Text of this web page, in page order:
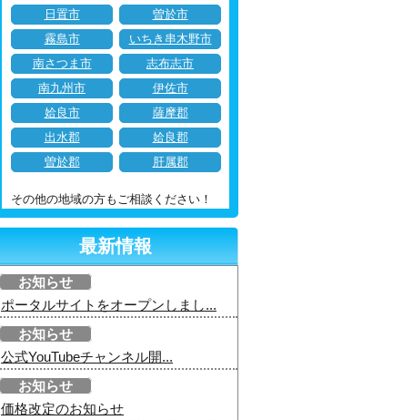
日置市
曽於市
霧島市
いちき串木野市
南さつま市
志布志市
南九州市
伊佐市
姶良市
薩摩郡
出水郡
姶良郡
曽於郡
肝属郡
その他の地域の方もご相談ください！
最新情報
お知らせ
ポータルサイトをオープンしまし...
お知らせ
公式YouTubeチャンネル開...
お知らせ
価格改定のお知らせ